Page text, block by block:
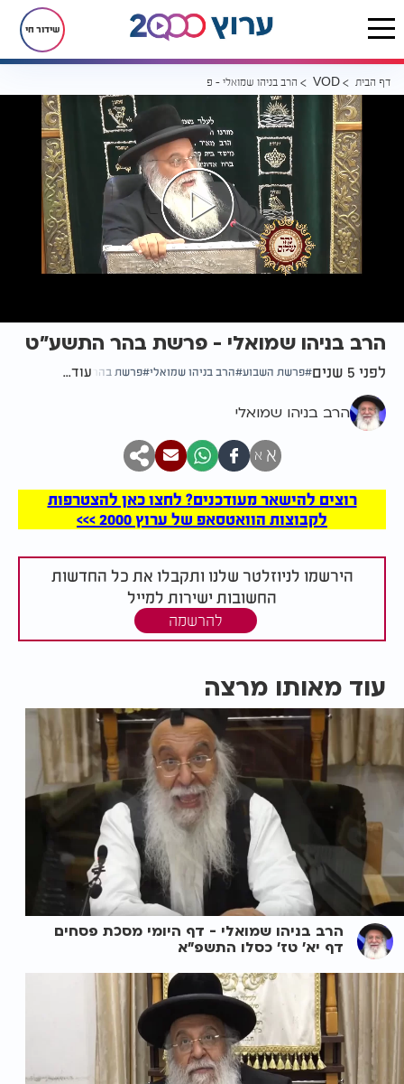
שידור חי
דף הבית VOD הרב בניהו שמואלי - פרשת בהר התשע"ט
הרב בניהו שמואלי - פרשת בהר התשע"ט
לפני 5 שנים פרשת השבוע הרב בניהו שמואלי פרשת בהר עוד...
הרב בניהו שמואלי
א א
רוצים להישאר מעודכנים? לחצו כאן להצטרפות
לקבוצות הוואטסאפ של ערוץ 2000 >>>
הירשמו לניוזלטר שלנו ותקבלו את כל החדשות
החשובות ישירות למייל
להרשמה
עוד מאותו מרצה
הרב בניהו שמואלי - דף היומי מסכת פסחים
דף יא' טז' כסלו התשפ"א